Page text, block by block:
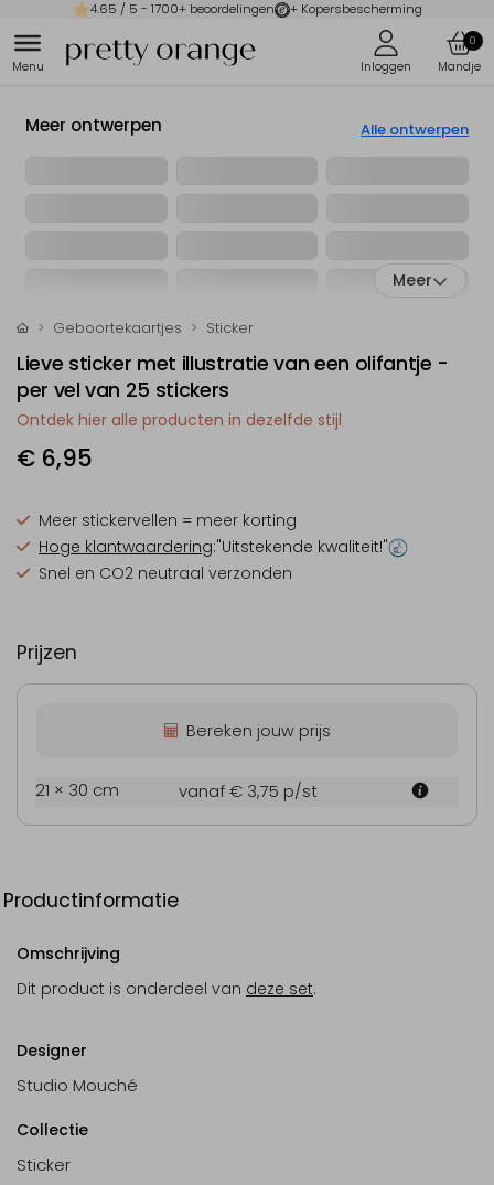
4.65 / 5 - 1700+ beoordelingen + Kopersbescherming
0
Meer ontwerpen Alle ontwerpen
Meer
Geboortekaartjes Sticker
Lieve sticker met illustratie van een olifantje -
per vel van 25 stickers
Ontdek hier alle producten in dezelfde stijl
€ 6,95
Meer stickervellen = meer korting
Hoge klantwaardering:"Uitstekende kwaliteit!"
Snel en CO2 neutraal verzonden
Prijzen
Bereken jouw prijs
21 × 30 cm vanaf € 3,75 p/st
Productinformatie
Omschrijving
Dit product is onderdeel van deze set.
Designer
Studio Mouché
Collectie
Sticker